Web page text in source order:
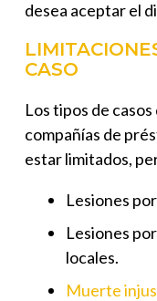
desea aceptar el
CASO
Los tipos de
compañías de
estar limitados,
Lesiones
Lesiones
locales.
Muerte